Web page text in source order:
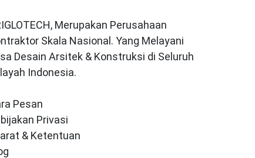
Merupakan Perusahaan
Skala Nasional. Yang Melayani
Desain Arsitek & Konstruksi di Seluruh
Indonesia.
Pesan
Privasi
& Ketentuan